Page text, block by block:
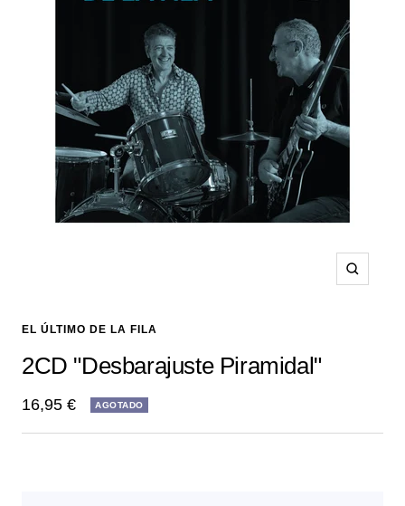
Zoom
EL ÚLTIMO DE LA FILA
2CD "Desbarajuste Piramidal"
Precio
de
16,95 € AGOTADO